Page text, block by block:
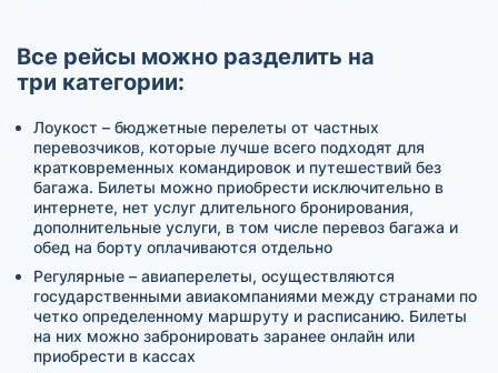
Все рейсы можно разделить на
три категории:
Лоукост – бюджетные перелеты от частных
перевозчиков, которые лучше всего подходят для
кратковременных командировок и путешествий без
багажа. Билеты можно приобрести исключительно в
интернете, нет услуг длительного бронирования,
дополнительные услуги, в том числе перевоз багажа и
обед на борту оплачиваются отдельно
Регулярные – авиаперелеты, осуществляются
государственными авиакомпаниями между странами по
четко определенному маршруту и расписанию. Билеты
на них можно забронировать заранее онлайн или
приобрести в кассах